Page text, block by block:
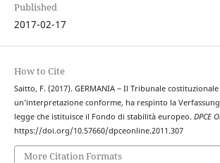
Published
2017-02-17
How to Cite
Saitto, F. (2017). GERMANIA ‒ Il Tribunale
un’interpretazione conforme, ha respinto la
legge che istituisce il Fondo di stabilità europeo. DPCE
https://doi.org/10.57660/dpceonline.2011.307
More Citation Formats